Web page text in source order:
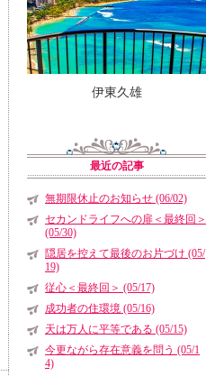
伊東久雄
最近の記事
無期限休止のお知らせ (06/02)
セカンドライフへの扉＜最終回＞
(05/30)
隠居を控えて最後のお片づけ (05/
19)
従心＜最終回＞ (05/17)
成功者の住環境 (05/16)
天は万人に平等である (05/15)
今更ながら存在意義を問う (05/1
4)